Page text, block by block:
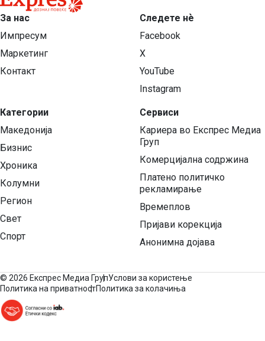
За нас
Импресум
Маркетинг
Контакт
Категории
Македонија
Бизнис
Хроника
Колумни
Регион
Свет
Спорт
Следете нѐ
Facebook
X
YouTube
Instagram
Сервиси
Кариера во Експрес Медиа
Груп
Комерцијална содржина
Платено политичко
рекламирање
Времеплов
Пријави корекција
Анонимна дојава
© 2026 Експрес Медиа ГрупУслови за користење
Политика на приватностПолитика за колачиња